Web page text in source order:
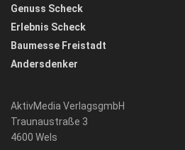
Genuss Scheck
Erlebnis Scheck
Baumesse Freistadt
Andersdenker
AktivMedia VerlagsgmbH
Traunaustraße 3
4600 Wels